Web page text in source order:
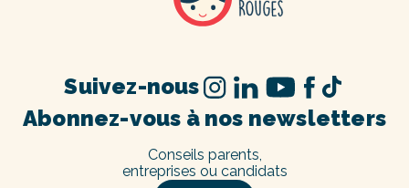
Abonnez-vous à nos newsletters
Conseils parents,
entreprises ou candidats
Suivez-nous